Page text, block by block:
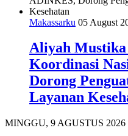
Makassarku 05 August
Aliyah
Koordinasi
Dorong
Layanan
MINGGU, 9 AGUSTUS 2026